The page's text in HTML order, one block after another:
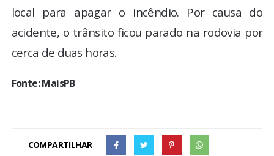
local para apagar o incêndio. Por causa do
acidente, o trânsito ficou parado na rodovia por
cerca de duas horas.
Fonte: MaisPB
COMPARTILHAR